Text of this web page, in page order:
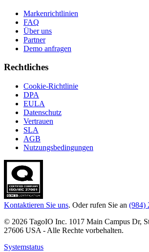
Markenrichtlinien
FAQ
Über uns
Partner
Demo anfragen
Rechtliches
Cookie-Richtlinie
DPA
EULA
Datenschutz
Vertrauen
SLA
AGB
Nutzungsbedingungen
Kontaktieren Sie uns. Oder rufen Sie an (984)
© 2026 TagoIO Inc. 1017 Main Campus Dr,
27606 USA - Alle Rechte vorbehalten.
Systemstatus